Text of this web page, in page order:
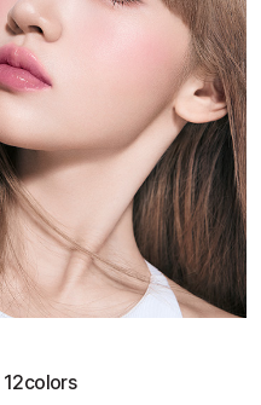
12colors